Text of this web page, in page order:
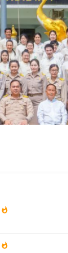
whatshot
whatshot